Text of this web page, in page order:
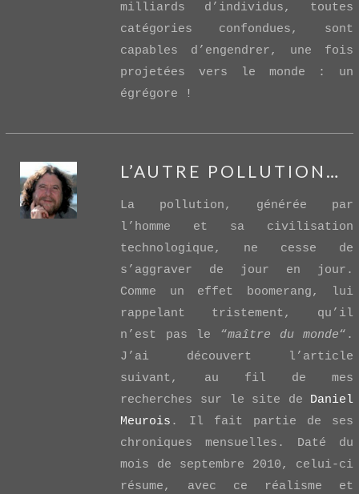
milliards d’individus, toutes
catégories confondues, sont
capables d’engendrer, une fois
projetées vers le monde : un
égrégore !
L’AUTRE POLLUTION…
La pollution, générée par
l’homme et sa civilisation
technologique, ne cesse de
s’aggraver de jour en jour.
Comme un effet boomerang, lui
rappelant tristement, qu’il
n’est pas le “maître du monde“.
J’ai découvert l’article
suivant, au fil de mes
recherches sur le site de Daniel
Meurois . Il fait partie de ses
chroniques mensuelles. Daté du
mois de septembre 2010, celui-ci
résume, avec ce réalisme et